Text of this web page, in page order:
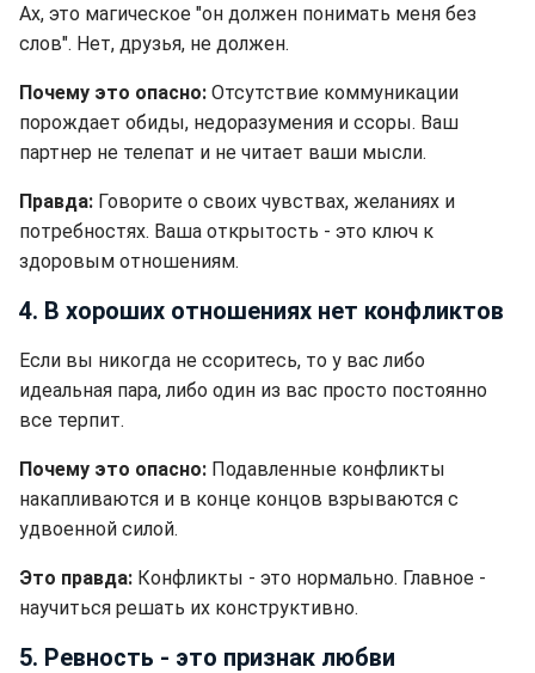
Ах, это магическое "он должен понимать меня без
слов". Нет, друзья, не должен.
Почему это опасно: Отсутствие коммуникации
порождает обиды, недоразумения и ссоры. Ваш
партнер не телепат и не читает ваши мысли.
Правда: Говорите о своих чувствах, желаниях и
потребностях. Ваша открытость - это ключ к
здоровым отношениям.
4. В хороших отношениях нет конфликтов
Если вы никогда не ссоритесь, то у вас либо
идеальная пара, либо один из вас просто постоянно
все терпит.
Почему это опасно: Подавленные конфликты
накапливаются и в конце концов взрываются с
удвоенной силой.
Это правда: Конфликты - это нормально. Главное -
научиться решать их конструктивно.
5. Ревность - это признак любви